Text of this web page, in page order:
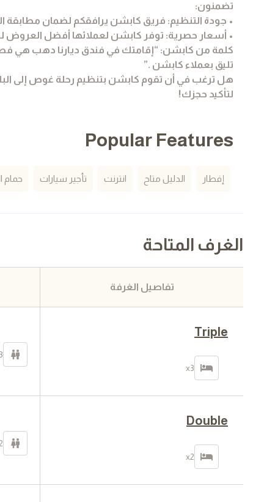
تضمنون:
• جودة التنظيم: فريق كابشن يرافقكم لضمان مطابقة
• أسعار حصرية: توفر كابشن لعملائها أفضل العروض
كلمة من كابشن: “إقامتك في فندق ديارنا دهب هي
تليق بعملاء كابشن .”
هل ترغب في أن تقوم كابشن بتنظيم رحلة غوص إلى
لتأكيد حجزك!
Popular Features
إفطار الدليل متاح انترنت تأجير سيارات حمام
الغرف المتاحة
تفاصيل الغرفة
Triple
x3
Double
x2